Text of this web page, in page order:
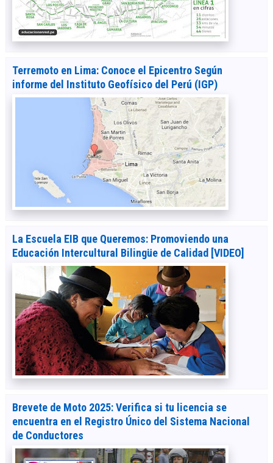
Terremoto en Lima: Conoce el Epicentro Según
informe del Instituto Geofísico del Perú (IGP)
La Escuela EIB que Queremos: Promoviendo una
Educación Intercultural Bilingüe de Calidad [VIDEO]
Brevete de Moto 2025: Verifica si tu licencia se
encuentra en el Registro Único del Sistema Nacional
de Conductores